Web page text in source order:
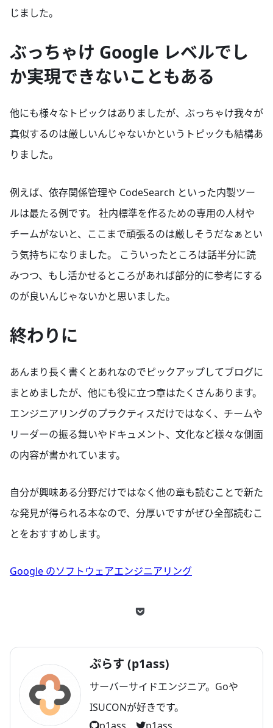
じました。
ぶっちゃけ Google レベルでし
か実現できないこともある
他にも様々なトピックはありましたが、ぶっちゃけ我々が
真似するのは厳しいんじゃないかというトピックも結構あ
りました。
例えば、依存関係管理や CodeSearch といった内製ツー
ルは最たる例です。 社内標準を作るための専用の人材や
チームがないと、ここまで頑張るのは厳しそうだなぁとい
う気持ちになりました。 こういったところは話半分に読
みつつ、もし活かせるところがあれば部分的に参考にする
のが良いんじゃないかと思いました。
終わりに
あんまり長く書くとあれなのでピックアップしてブログに
まとめましたが、他にも役に立つ章はたくさんあります。
エンジニアリングのプラクティスだけではなく、チームや
リーダーの振る舞いやドキュメント、文化など様々な側面
の内容が書かれています。
自分が興味ある分野だけではなく他の章も読むことで新た
な発見が得られる本なので、分厚いですがぜひ全部読むこ
とをおすすめします。
Google のソフトウェアエンジニアリング
ぷらす (p1ass)
サーバーサイドエンジニア。Goや
ISUCONが好きです。